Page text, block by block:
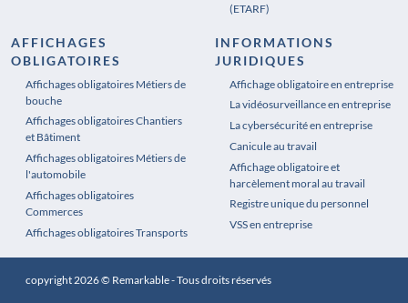
(ETARF)
AFFICHAGES
OBLIGATOIRES
Affichages obligatoires Métiers de
bouche
Affichages obligatoires Chantiers
et Bâtiment
Affichages obligatoires Métiers de
l'automobile
Affichages obligatoires
Commerces
Affichages obligatoires Transports
Affichages obligatoires Pharmacie
INFORMATIONS
JURIDIQUES
Affichage obligatoire en entreprise
La vidéosurveillance en entreprise
La cybersécurité en entreprise
Canicule au travail
Affichage obligatoire et
harcèlement moral au travail
Registre unique du personnel
VSS en entreprise
copyright 2026 © Remarkable - Tous droits réservés